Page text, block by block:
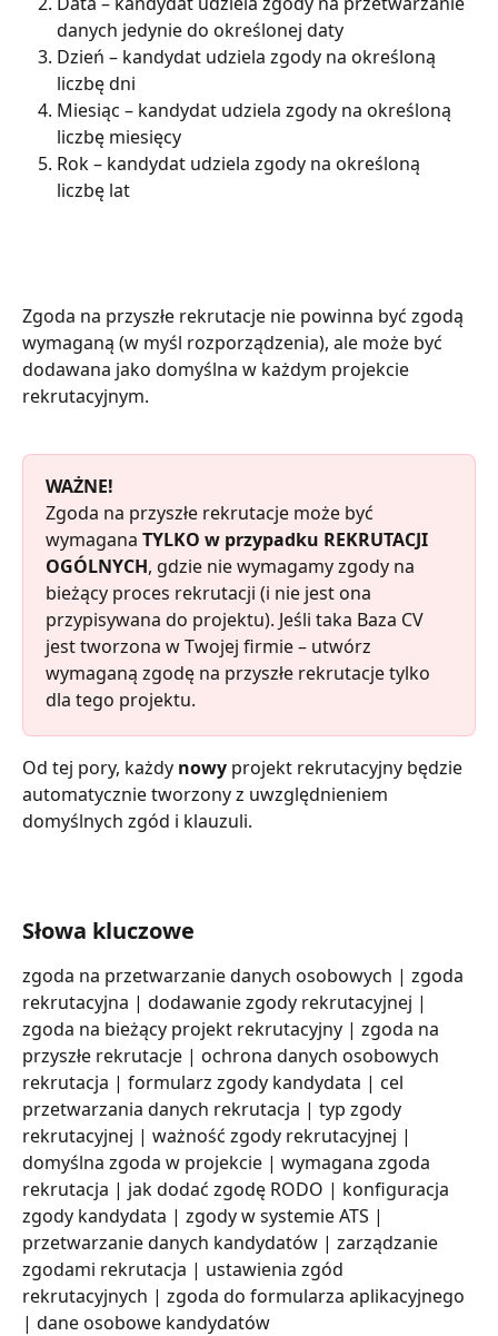
danych jedynie do określonej daty
Dzień – kandydat udziela zgody na określoną
liczbę dni
Miesiąc – kandydat udziela zgody na określoną
liczbę miesięcy
Rok – kandydat udziela zgody na określoną
liczbę lat
Zgoda na przyszłe rekrutacje nie powinna być zgodą
wymaganą (w myśl rozporządzenia), ale może być
dodawana jako domyślna w każdym projekcie
rekrutacyjnym.
WAŻNE!
Zgoda na przyszłe rekrutacje może być
wymagana TYLKO w przypadku REKRUTACJI
OGÓLNYCH, gdzie nie wymagamy zgody na
bieżący proces rekrutacji (i nie jest ona
przypisywana do projektu). Jeśli taka Baza CV
jest tworzona w Twojej firmie – utwórz
wymaganą zgodę na przyszłe rekrutacje tylko
dla tego projektu.
Od tej pory, każdy nowy projekt rekrutacyjny będzie
automatycznie tworzony z uwzględnieniem
domyślnych zgód i klauzuli.
Słowa kluczowe
zgoda na przetwarzanie danych osobowych | zgoda
rekrutacyjna | dodawanie zgody rekrutacyjnej |
zgoda na bieżący projekt rekrutacyjny | zgoda na
przyszłe rekrutacje | ochrona danych osobowych
rekrutacja | formularz zgody kandydata | cel
przetwarzania danych rekrutacja | typ zgody
rekrutacyjnej | ważność zgody rekrutacyjnej |
domyślna zgoda w projekcie | wymagana zgoda
rekrutacja | jak dodać zgodę RODO | konfiguracja
zgody kandydata | zgody w systemie ATS |
przetwarzanie danych kandydatów | zarządzanie
zgodami rekrutacja | ustawienia zgód
rekrutacyjnych | zgoda do formularza aplikacyjnego
| dane osobowe kandydatów